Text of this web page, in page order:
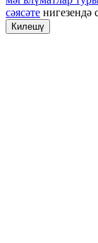
сәясәте нигезендә
Килешү